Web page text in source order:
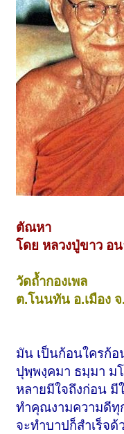
ตัณหา
โดย หลวงปู่ขาว อ
วัดถ้ำกองเพล
ต.โนนทัน อ.เมือง
มัน เป็นก้อนใครก้
ปุพฺพงฺคมา ธมฺมา ม
หลายมีใจถึงก่อน มี
ทำคุณงามความดีทุ
จะทำบาปก็สำเร็จ